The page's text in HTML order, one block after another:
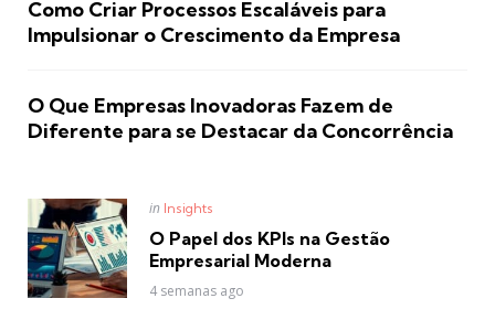
Como Criar Processos Escaláveis para
Impulsionar o Crescimento da Empresa
O Que Empresas Inovadoras Fazem de
Diferente para se Destacar da Concorrência
Posted
in Insights
O Papel dos KPIs na Gestão
Empresarial Moderna
4 semanas ago